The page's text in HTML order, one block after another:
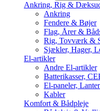
Ankring, Rig &
Ankring
Fendere & Bøjer
Flag, Årer &
Rig, Tovværk &
Sjækler, Hager,
El-artikler
Andre El-artikler
Batterikasser,
El-paneler,
Kabler
Komfort & Bådpleje